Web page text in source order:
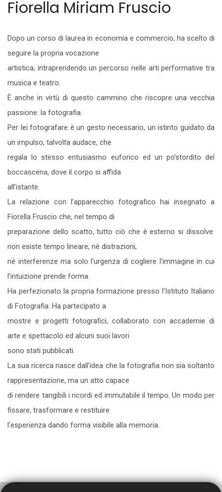
Fiorella Miriam Fruscio
Dopo un corso di laurea in economia e commercio, ha scelto di
seguire la propria vocazione
artistica, intraprendendo un percorso nelle arti performative tra
musica e teatro.
È anche in virtù di questo cammino che riscopre una vecchia
passione: la fotografia.
Per lei fotografare è un gesto necessario, un istinto guidato da
un impulso, talvolta audace, che
regala lo stesso entusiasmo euforico ed un po’stordito del
boccascena, dove il corpo si affida
all’istante.
La relazione con l’apparecchio fotografico hai insegnato a
Fiorella Fruscio che, nel tempo di
preparazione dello scatto, tutto ciò che è esterno si dissolve:
non esiste tempo lineare, né distrazioni,
né interferenze ma solo l’urgenza di cogliere l’immagine in cui
l’intuizione prende forma.
Ha perfezionato la propria formazione presso l’Istituto Italiano
di Fotografia. Ha partecipato a
mostre e progetti fotografici, collaborato con accademie di
arte e spettacolo ed alcuni suoi lavori
sono stati pubblicati.
La sua ricerca nasce dall’idea che la fotografia non sia soltanto
rappresentazione, ma un atto capace
di rendere tangibili i ricordi ed immutabile il tempo. Un modo per
fissare, trasformare e restituire
l’esperienza dando forma visibile alla memoria.